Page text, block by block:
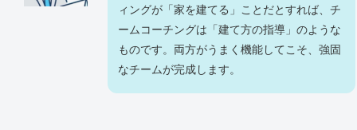
ィングが「家を建てる」ことだとすれば、チ
ームコーチングは「建て方の指導」のような
ものです。両方がうまく機能してこそ、強固
なチームが完成します。